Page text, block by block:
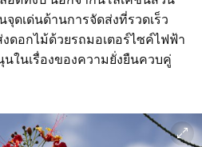
จุดเด่นด้านการจัดส่งที่รวดเร็ว
ดอกไม้ด้วยรถมอเตอร์ไซค์ไฟฟ้า
ในเรื่องของความยั่งยืนควบคู่